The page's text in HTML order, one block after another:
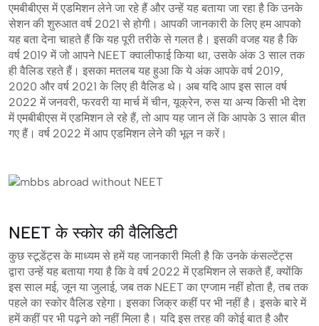
एमबीबीएस में एडमिशन लेने जा रहे हैं और उन्हें यह बताया जा रहा है कि उनके
सेशन की शुरुआत वर्ष 2021 से होगी। आपकी जानकारी के लिए हम आपको
यह बता देना चाहते हैं कि यह पूरी तरीके से गलत है। इसकी वजह यह है कि
वर्ष 2019 में जो आपने NEET क्वालीफाई किया था, उसके अंक 3 साल तक
ही वैलिड रहते हैं। इसका मतलब यह हुआ कि ये अंक आपके वर्ष 2019,
2020 और वर्ष 2021 के लिए ही वैलिड थे। अब यदि आप इस साल वर्ष
2022 में जनवरी, फरवरी या मार्च में चीन, यूक्रेन, रुस या अन्य किसी भी देश
में एमबीबीएस में एडमिशन ले रहे हैं, तो आप यह जान लें कि आपके 3 साल बीत
गए हैं। वर्ष 2022 में आप एडमिशन लेने की भूल न करें।
NEET के स्कोर की वैलिडिटी
कुछ स्टूडेंट्स के माध्यम से हमें यह जानकारी मिली है कि उनके कंसल्टेंट्स
द्वारा उन्हें यह बताया गया है कि वे वर्ष 2022 में एडमिशन ले सकते हैं, क्योंकि
इस साल मई, जून या जुलाई, जब तक NEET का एग्जाम नहीं होता है, तब तक
पहले का स्कोर वैलिड रहेगा। इसका जिक्र कहीं पर भी नहीं है। इसके बारे में
हमें कहीं पर भी पढ़ने को नहीं मिला है। यदि इस तरह की कोई बात है और